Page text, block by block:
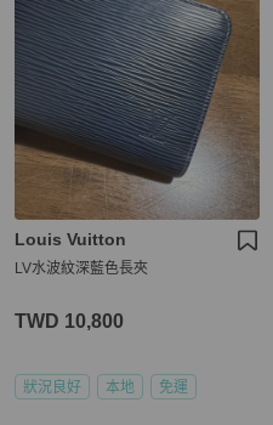
Louis Vuitton
LV水波紋深藍色長夾
TWD 10,800
狀況良好 本地 免運